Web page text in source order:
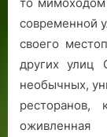
современной
своего
других улиц
необычных,